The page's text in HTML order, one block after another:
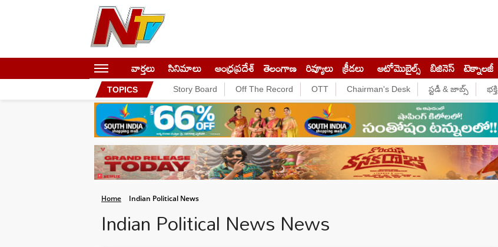
వార్తలు సినిమాలు ఆంధ్రప్రదేశ్ తెలంగాణ రివ్యూలు క్రీడలు ఆటోమొబైల్స్ బిజినెస్‌ టెక్నాలజీ
TOPICS Story Board Off The Record OTT Chairman's Desk స్టడీ & జాబ్స్ భక్తి
Home Indian Political News
Indian Political News News